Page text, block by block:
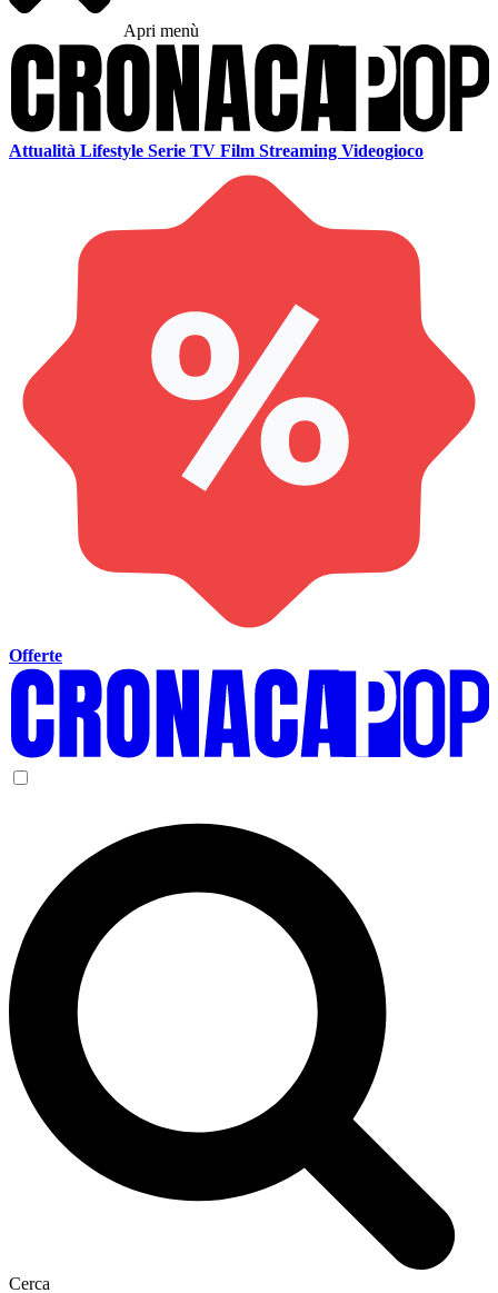
Apri menù
Attualità Lifestyle Serie TV Film Streaming Videogioco
Offerte
Cerca